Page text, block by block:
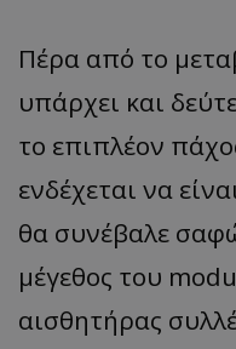
Πέρα από το
υπάρχει και
το επιπλέον
ενδέχεται να
θα συνέβαλε
μέγεθος του
αισθητήρας